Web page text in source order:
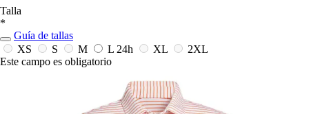
Talla
*
Guía de tallas
XS
S M L 24h XL
2XL
Este campo es obligatorio